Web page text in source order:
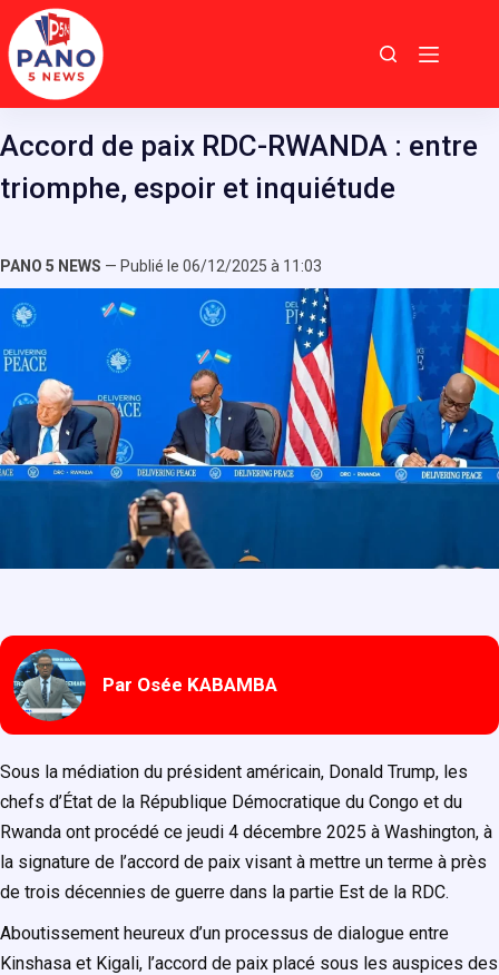
Passer
au
contenu
Accord de paix RDC-RWANDA : entre
triomphe, espoir et inquiétude
PANO 5 NEWS — Publié le 06/12/2025 à 11:03
Par Osée KABAMBA
Sous la médiation du président américain, Donald Trump, les
chefs d’État de la République Démocratique du Congo et du
Rwanda ont procédé ce jeudi 4 décembre 2025 à Washington, à
la signature de l’accord de paix visant à mettre un terme à près
de trois décennies de guerre dans la partie Est de la RDC.
Aboutissement heureux d’un processus de dialogue entre
Kinshasa et Kigali, l’accord de paix placé sous les auspices des